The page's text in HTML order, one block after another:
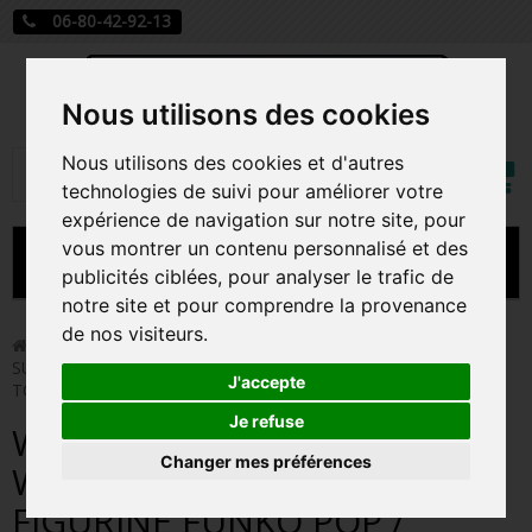
Nous utilisons des cookies
Nous utilisons des cookies et d'autres
technologies de suivi pour améliorer votre
expérience de navigation sur notre site, pour
vous montrer un contenu personnalisé et des
publicités ciblées, pour analyser le trafic de
notre site et pour comprendre la provenance
de nos visiteurs.
J'accepte
Je refuse
Changer mes préférences
06-80-42-92-13
Rechercher
Mon
MENU
CARTE A JOUER
PRÉCOMMANDE FIGURINES POP
FIGURINES POP DISNEY
FIGURINES POP MARVEL
Funko Pop! > WHITE LANTERN WONDER WOMAN /
SUPER HEROES / FIGURINE FUNKO POP / UNDERGROUND
TOYS EXCLUSIVE
WHITE LANTERN WONDER
WOMAN / SUPER HEROES /
FIGURINE FUNKO POP /